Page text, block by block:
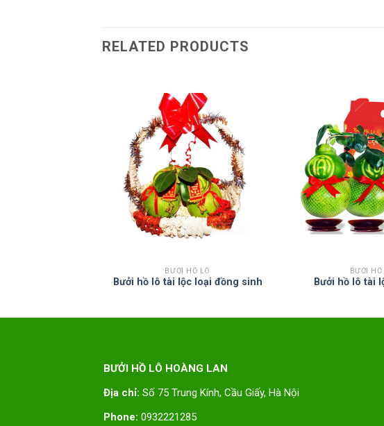
RELATED PRODUCTS
BƯỞI HỒ LÔ
Bưởi hồ lô tài lộc loại đồng sinh
BƯỞI HỒ
Bưởi hồ lô tài
BƯỞI HỒ LÔ HOÀNG LAN
Địa chỉ: Số 75 Trung Kính, Cầu Giấy, Hà Nội
Phone: 0932221285